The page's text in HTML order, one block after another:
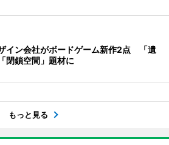
イン会社がボードゲーム新作2点 「遺
閉鎖空間」題材に
もっと見る